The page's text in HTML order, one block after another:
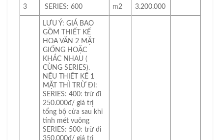
3 SERIES: 600 m2 3.200.000
LƯU Ý: GIÁ BAO
GỒM THIẾT KẾ
HOA VĂN 2 MẶT
GIỐNG HOẶC
KHÁC NHAU (
CÙNG SERIES).
NẾU THIẾT KẾ 1
MẶT THÌ TRỪ ĐI:
SERIES: 400: trừ đi
250.000đ/ giá trị
tổng bộ cửa sau khi
tính mét vuông
SERIES: 500: trừ đi
350.000đ/ giá trị